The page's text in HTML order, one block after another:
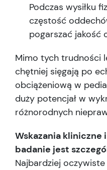
Podczas wysiłku
częstość
pogarszać jakość
Mimo tych trudności
chętniej sięgają po
obciążeniową w
duży potencjał w
różnorodnych
Wskazania
badanie jest
Najbardziej